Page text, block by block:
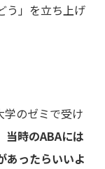
う 」を立ち上げ
学のゼミで受け
当時のABAには
あったらいいよ